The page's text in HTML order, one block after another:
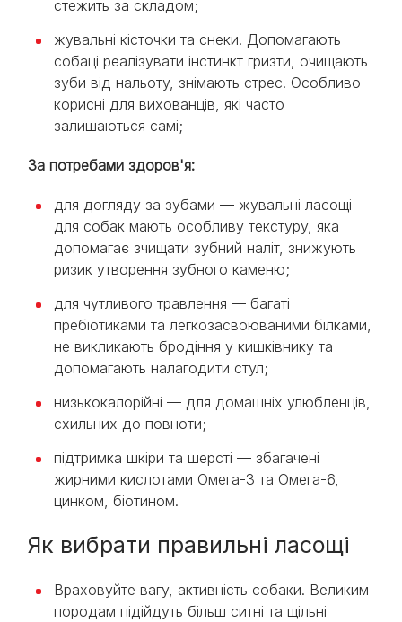
стежить за складом;
жувальні кісточки та снеки. Допомагають
собаці реалізувати інстинкт гризти, очищають
зуби від нальоту, знімають стрес. Особливо
корисні для вихованців, які часто
залишаються самі;
За потребами здоров'я:
для догляду за зубами — жувальні ласощі
для собак мають особливу текстуру, яка
допомагає зчищати зубний наліт, знижують
ризик утворення зубного каменю;
для чутливого травлення — багаті
пребіотиками та легкозасвоюваними білками,
не викликають бродіння у кишківнику та
допомагають налагодити стул;
низькокалорійні — для домашніх улюбленців,
схильних до повноти;
підтримка шкіри та шерсті — збагачені
жирними кислотами Омега-3 та Омега-6,
цинком, біотином.
Як вибрати правильні ласощі
Враховуйте вагу, активність собаки. Великим
породам підійдуть більш ситні та щільні